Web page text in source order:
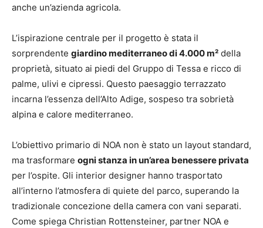
anche un’azienda agricola.
L’ispirazione centrale per il progetto è stata il
sorprendente giardino mediterraneo di 4.000 m² della
proprietà, situato ai piedi del Gruppo di Tessa e ricco di
palme, ulivi e cipressi. Questo paesaggio terrazzato
incarna l’essenza dell’Alto Adige, sospeso tra sobrietà
alpina e calore mediterraneo.
L’obiettivo primario di NOA non è stato un layout standard,
ma trasformare ogni stanza in un’area benessere privata
per l’ospite. Gli interior designer hanno trasportato
all’interno l’atmosfera di quiete del parco, superando la
tradizionale concezione della camera con vani separati.
Come spiega Christian Rottensteiner, partner NOA e